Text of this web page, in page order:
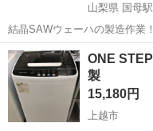
山梨県 国母駅
結晶SAWウェーハの製造作業
120日＆土日祝休み！クリー
◎正社員登用制度あり！マイ
人気の工場のお仕事 ◇結晶...
山梨 国母駅 その他
ONE
製
15,180円
上越市